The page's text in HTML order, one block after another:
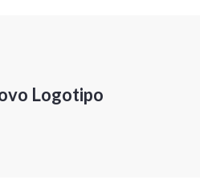
Logotipo